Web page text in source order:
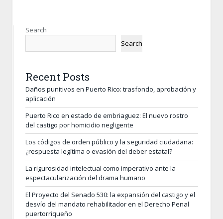
Search
Search
Recent Posts
Daños punitivos en Puerto Rico: trasfondo, aprobación y
aplicación
Puerto Rico en estado de embriaguez: El nuevo rostro
del castigo por homicidio negligente
Los códigos de orden público y la seguridad ciudadana:
¿respuesta legítima o evasión del deber estatal?
La rigurosidad intelectual como imperativo ante la
espectacularización del drama humano
El Proyecto del Senado 530: la expansión del castigo y el
desvío del mandato rehabilitador en el Derecho Penal
puertorriqueño